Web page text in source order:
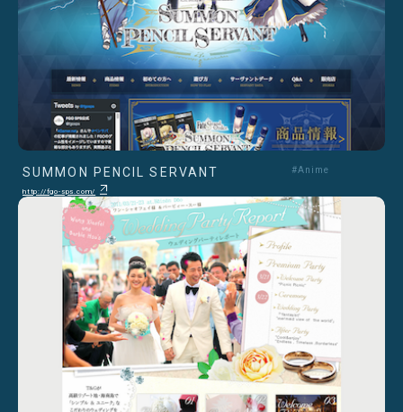
SUMMON PENCIL SERVANT
http://fgo-sps.com/
#Anime